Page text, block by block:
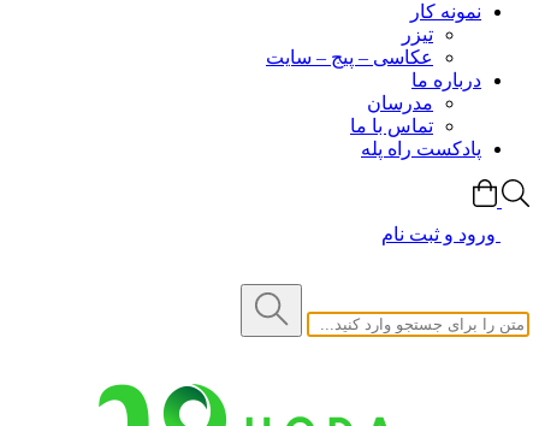
نمونه کار
تیزر
عکاسی – پیج – سایت
درباره ما
مدرسان
تماس با ما
پادکست راه پله
ورود و ثبت نام